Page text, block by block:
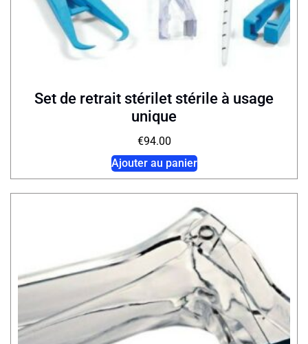
Set de retrait stérilet stérile à usage
unique
€94.00
Ajouter au panier